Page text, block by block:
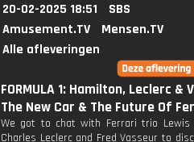
20-02-2025 18:51
SBS
Amusement.TV
Mensen.TV
Alle afleveringen
FORMULA 1: Hamilton, Leclerc &
The New Car & The Future Of
We got to chat with Ferrari trio Lewis
Charles Leclerc and Fred Vasseur to